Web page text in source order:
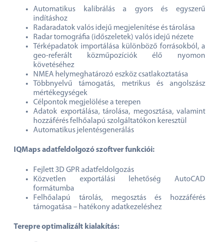
Automatikus kalibrálás a gyors és egyszerű
indításhoz
Radaradatok valós idejű megjelenítése és tárolása
Radar tomográfia (időszeletek) valós idejű nézete
Térképadatok importálása különböző forrásokból, a
geo-referált közműpozíciók élő nyomon
követéséhez
NMEA helymeghatározó eszköz csatlakoztatása
Többnyelvű támogatás, metrikus és angolszász
mértékegységek
Célpontok megjelölése a terepen
Adatok exportálása, tárolása, megosztása, valamint
hozzáférés felhőalapú szolgáltatókon keresztül
Automatikus jelentésgenerálás
IQMaps adatfeldolgozó szoftver funkciói:
Fejlett 3D GPR adatfeldolgozás
Közvetlen exportálási lehetőség AutoCAD
formátumba
Felhőalapú tárolás, megosztás és hozzáférés
támogatása – hatékony adatkezeléshez
Terepre optimalizált kialakítás: